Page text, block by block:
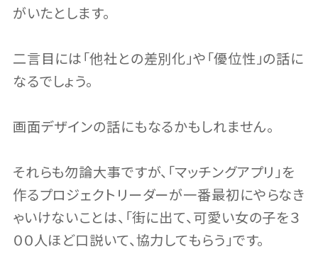
がいたとします。
二言目には「他社との差別化」や「優位性」の話に
なるでしょう。
画面デザインの話にもなるかもしれません。
それらも勿論大事ですが、「マッチングアプリ」を
作るプロジェクトリーダーが一番最初にやらなき
ゃいけないことは、「街に出て、可愛い女の子を３
００人ほど口説いて、協力してもらう」です。